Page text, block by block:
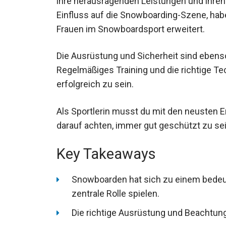
Einfluss auf die Snowboarding-Szene,
Frauen im Snowboardsport erweitert.
Die Ausrüstung und Sicherheit sind
Regelmäßiges Training und die richtige
erfolgreich zu sein.
Als Sportlerin musst du mit den neusten
darauf achten, immer gut geschützt zu
Key Takeaways
Snowboarden hat sich zu einem
eine zentrale Rolle spielen.
Die richtige Ausrüstung und